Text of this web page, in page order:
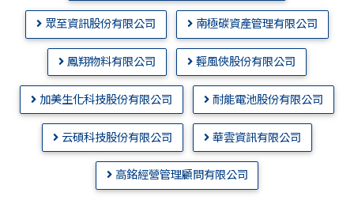
眾至資訊股份有限公司 南極碳資產管理有限公司
鳳翔物料有限公司 輕風俠股份有限公司
加美生化科技股份有限公司 耐能電池股份有限公司
云碩科技股份有限公司 華雲資訊有限公司
高銘經營管理顧問有限公司